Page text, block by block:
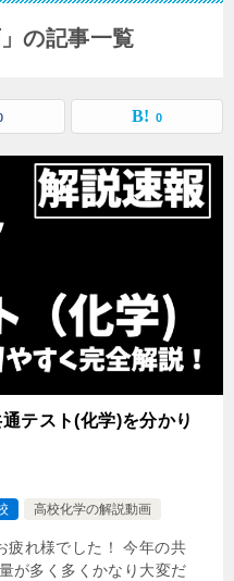
の記事一覧
0
テスト(化学)を分かり
高校化学の解説動画
疲れ様でした！ 今年の共
が多く多くかなり大変だ